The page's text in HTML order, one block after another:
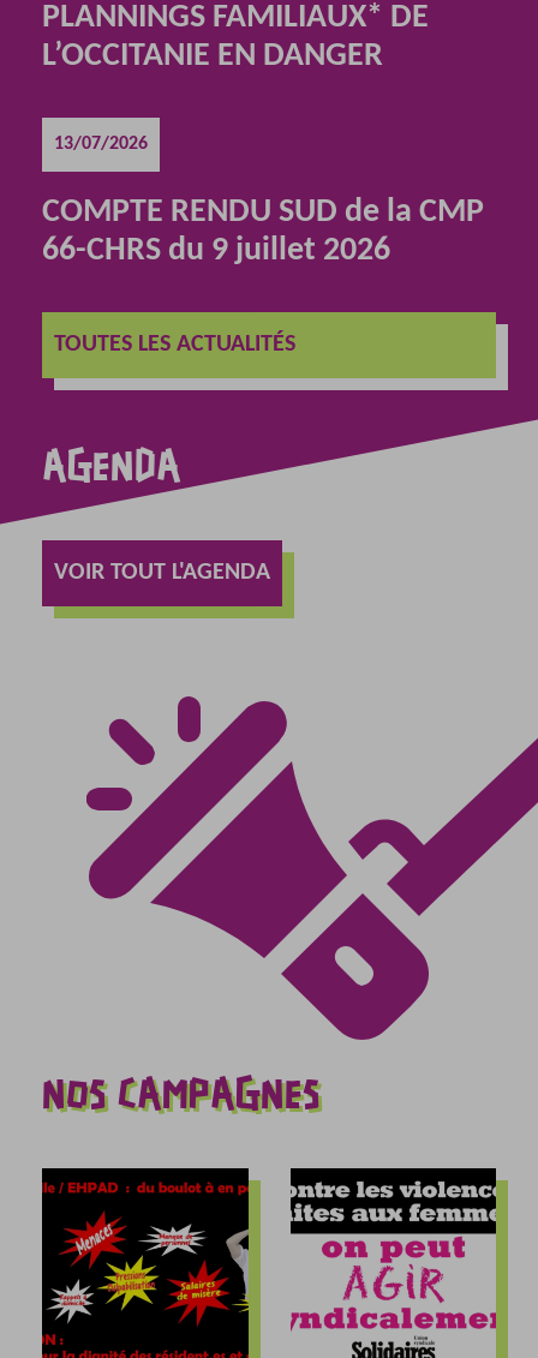
PLANNINGS FAMILIAUX* DE
L’OCCITANIE EN DANGER
13/07/2026
COMPTE RENDU SUD de la CMP
66-CHRS du 9 juillet 2026
TOUTES LES ACTUALITÉS
AGENDA
VOIR TOUT L'AGENDA
NOS CAMPAGNES